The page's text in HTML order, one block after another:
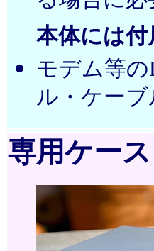
本体には
モデム等
ル・ケー
専用ケース